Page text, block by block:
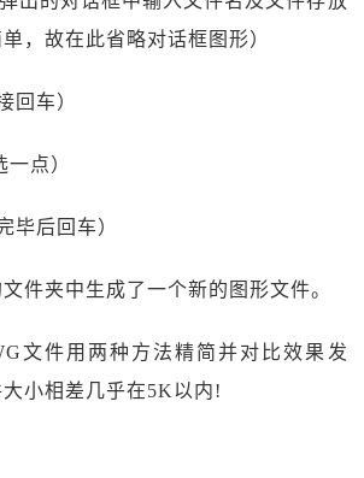
，故在此省略对话框图形）
回车）
点）
毕后回车）
件夹中生成了一个新的图形文件。
文件用两种方法精简并对比效果发
小相差几乎在5K以内!